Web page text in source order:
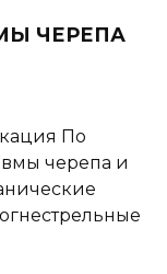
ЧЕРЕПА
По
черепа и